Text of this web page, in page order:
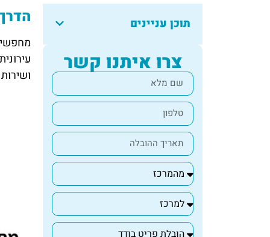
תוכן עניינים
צרו איתנו קשר